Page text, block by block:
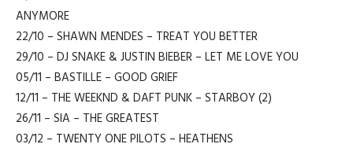
ANYMORE
22/10 – SHAWN MENDES – TREAT YOU BETTER
29/10 – DJ SNAKE & JUSTIN BIEBER – LET ME LOVE YOU
05/11 – BASTILLE – GOOD GRIEF
12/11 – THE WEEKND & DAFT PUNK – STARBOY (2)
26/11 – SIA – THE GREATEST
03/12 – TWENTY ONE PILOTS – HEATHENS